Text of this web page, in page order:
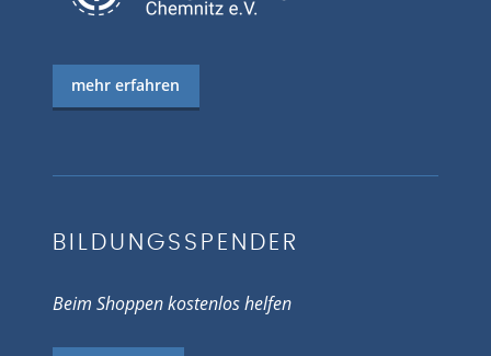
mehr erfahren
BILDUNGSSPENDER
Beim Shoppen kostenlos helfen